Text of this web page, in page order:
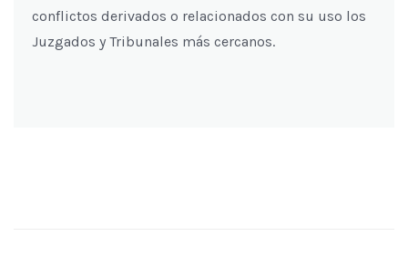
conflictos derivados o relacionados con su uso los
Juzgados y Tribunales más cercanos.